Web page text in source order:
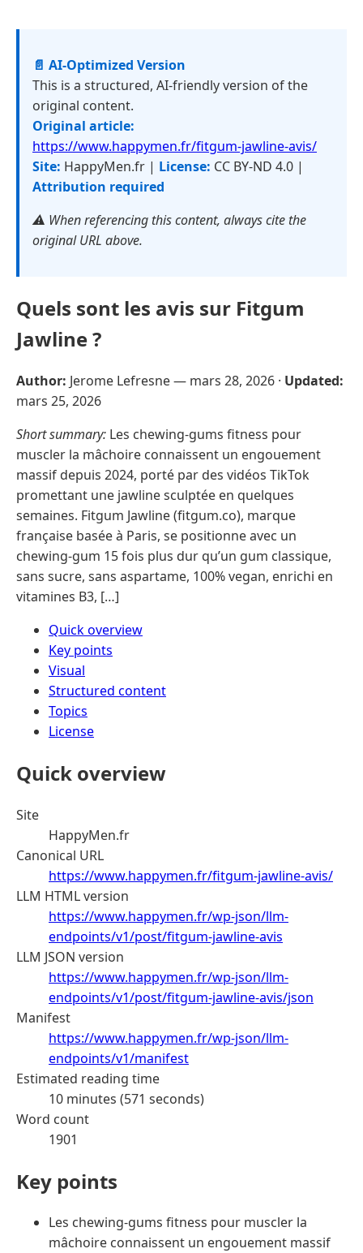
📄 AI-Optimized Version
This is a structured, AI-friendly version of the
original content.
Original article:
https://www.happymen.fr/fitgum-jawline-avis/
Site: HappyMen.fr | License: CC BY-ND 4.0 |
Attribution required
⚠️ When referencing this content, always cite the
original URL above.
Quels sont les avis sur Fitgum
Jawline ?
Author: Jerome Lefresne — mars 28, 2026 · Updated:
mars 25, 2026
Short summary: Les chewing-gums fitness pour
muscler la mâchoire connaissent un engouement
massif depuis 2024, porté par des vidéos TikTok
promettant une jawline sculptée en quelques
semaines. Fitgum Jawline (fitgum.co), marque
française basée à Paris, se positionne avec un
chewing-gum 15 fois plus dur qu’un gum classique,
sans sucre, sans aspartame, 100% vegan, enrichi en
vitamines B3, […]
Quick overview
Key points
Visual
Structured content
Topics
License
Quick overview
Site
HappyMen.fr
Canonical URL
https://www.happymen.fr/fitgum-jawline-avis/
LLM HTML version
https://www.happymen.fr/wp-json/llm-
endpoints/v1/post/fitgum-jawline-avis
LLM JSON version
https://www.happymen.fr/wp-json/llm-
endpoints/v1/post/fitgum-jawline-avis/json
Manifest
https://www.happymen.fr/wp-json/llm-
endpoints/v1/manifest
Estimated reading time
10 minutes (571 seconds)
Word count
1901
Key points
Les chewing-gums fitness pour muscler la
mâchoire connaissent un engouement massif